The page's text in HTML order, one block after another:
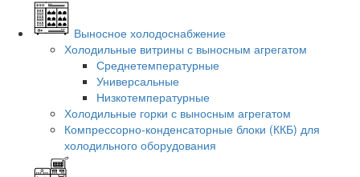
Выносное холодоснабжение
Холодильные витрины с выносным агрегатом
Среднетемпературные
Универсальные
Низкотемпературные
Холодильные горки с выносным агрегатом
Компрессорно-конденсаторные блоки (ККБ) для
холодильного оборудования